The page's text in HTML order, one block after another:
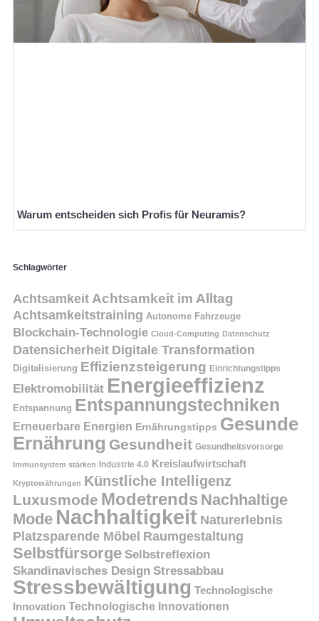
Warum entscheiden sich Profis für Neuramis?
Schlagwörter
AchtsamkeitAchtsamkeit im Alltag
Achtsamkeitstraining Autonome Fahrzeuge
Blockchain-Technologie Cloud-Computing Datenschutz
Datensicherheit Digitale Transformation
Digitalisierung Effizienzsteigerung Einrichtungstipps
Elektromobilität Energieeffizienz
Entspannung Entspannungstechniken
Erneuerbare Energien Ernährungstipps Gesunde
Ernährung Gesundheit Gesundheitsvorsorge
Immunsystem stärken Industrie 4.0 Kreislaufwirtschaft
Kryptowährungen Künstliche Intelligenz
Luxusmode Modetrends Nachhaltige
Mode Nachhaltigkeit Naturerlebnis
Platzsparende Möbel Raumgestaltung
Selbstfürsorge Selbstreflexion
Skandinavisches Design Stressabbau
Stressbewältigung Technologische
Innovation Technologische Innovationen